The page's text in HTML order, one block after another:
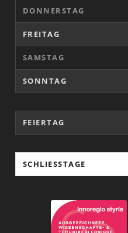
DONNERSTAG
FREITAG
SAMSTAG
SONNTAG
FEIERTAG
SCHLIESSTAGE